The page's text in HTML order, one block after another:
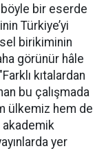
bir eserde
Türkiye’yi
birikiminin
görünür hâle
kıtalardan
bu çalışmada
ülkemiz hem de
akademik
yer